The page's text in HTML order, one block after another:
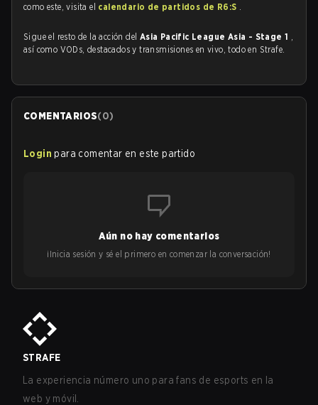
como este, visita el calendario de partidos de R6:S .
Sigue el resto de la acción del Asia Pacific League Asia - Stage 1 ,
así como VODs, destacados y transmisiones en vivo, todo en Strafe.
COMENTARIOS(0)
Login para comentar en este partido
Aún no hay comentarios
¡Inicia sesión y sé el primero en comenzar la conversación!
STRAFE
La experiencia número uno para fans de esports en la
web y móvil.